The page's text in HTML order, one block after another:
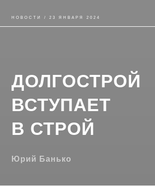
ДОЛГОСТРОЙ
ВСТУПАЕТ
В СТРОЙ
Юрий Банько
НОВОСТИ / 23 ЯНВАРЯ 2024